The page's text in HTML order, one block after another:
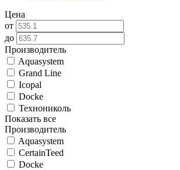
Цена
от
до
Производитель
Aquasystem
Grand Line
Icopal
Docke
Технониколь
Показать все
Производитель
Aquasystem
CertainTeed
Docke